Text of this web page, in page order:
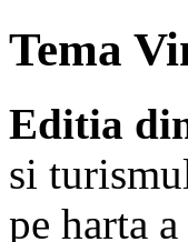
Tema
Editia
si
pe harta